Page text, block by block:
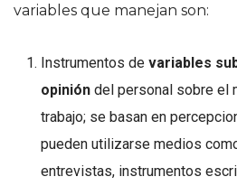
variables que manejan son:
Instrumentos de variables
opinión del personal sobre el
trabajo; se basan en
pueden utilizarse medios
entrevistas, instrumentos